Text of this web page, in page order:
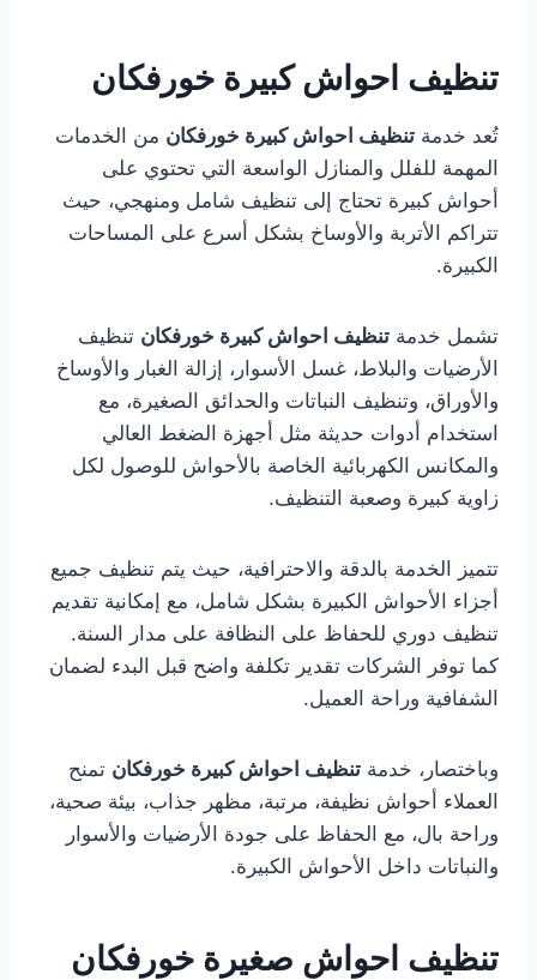
تنظيف احواش كبيرة خورفكان
تُعد خدمة تنظيف احواش كبيرة خورفكان من الخدمات
المهمة للفلل والمنازل الواسعة التي تحتوي على
أحواش كبيرة تحتاج إلى تنظيف شامل ومنهجي، حيث
تتراكم الأتربة والأوساخ بشكل أسرع على المساحات
الكبيرة.
تشمل خدمة تنظيف احواش كبيرة خورفكان تنظيف
الأرضيات والبلاط، غسل الأسوار، إزالة الغبار والأوساخ
والأوراق، وتنظيف النباتات والحدائق الصغيرة، مع
استخدام أدوات حديثة مثل أجهزة الضغط العالي
والمكانس الكهربائية الخاصة بالأحواش للوصول لكل
زاوية كبيرة وصعبة التنظيف.
تتميز الخدمة بالدقة والاحترافية، حيث يتم تنظيف جميع
أجزاء الأحواش الكبيرة بشكل شامل، مع إمكانية تقديم
تنظيف دوري للحفاظ على النظافة على مدار السنة.
كما توفر الشركات تقدير تكلفة واضح قبل البدء لضمان
الشفافية وراحة العميل.
وباختصار، خدمة تنظيف احواش كبيرة خورفكان تمنح
العملاء أحواش نظيفة، مرتبة، مظهر جذاب، بيئة صحية،
وراحة بال، مع الحفاظ على جودة الأرضيات والأسوار
والنباتات داخل الأحواش الكبيرة.
تنظيف احواش صغيرة خورفكان